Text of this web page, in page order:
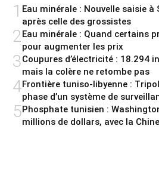
1 Eau minérale : Nouvelle saisie à
après celle des grossistes
2Eau minérale : Quand certains
pour augmenter les prix
3Coupures d’électricité : 18.294
mais la colère ne retombe pas
4Frontière tuniso-libyenne :
phase d’un système de
5Phosphate tunisien :
millions de dollars, avec la